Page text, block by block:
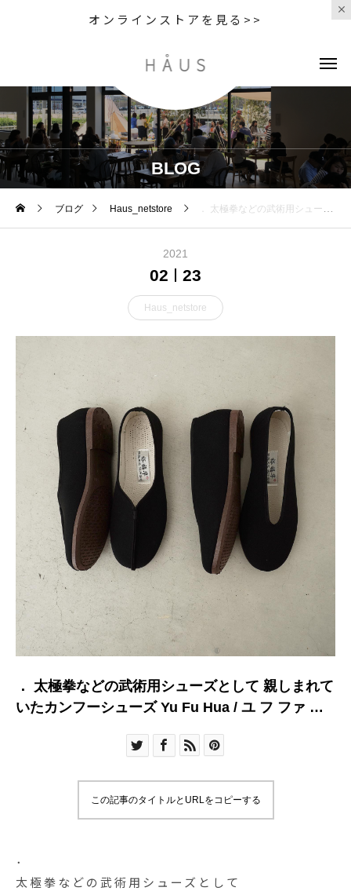
オンラインストアを見る>>
BLOG
ブログ Haus_netstore ． 太極拳などの武術用シューズとして 親しまれていたカンフーシューズ Yu Fu Hua / ユ フ ファ ソールは柔
2021
02 23
Haus_netstore
． 太極拳などの武術用シューズとして 親しまれて
いたカンフーシューズ Yu Fu Hua / ユ フ ファ ソ
この記事のタイトルとURLをコピーする
．
太極拳などの武術用シューズとして